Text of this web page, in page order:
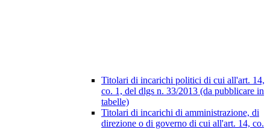
Titolari di incarichi politici di cui all'art. 14,
co. 1, del dlgs n. 33/2013 (da pubblicare in
tabelle)
Titolari di incarichi di amministrazione, di
direzione o di governo di cui all'art. 14, co.